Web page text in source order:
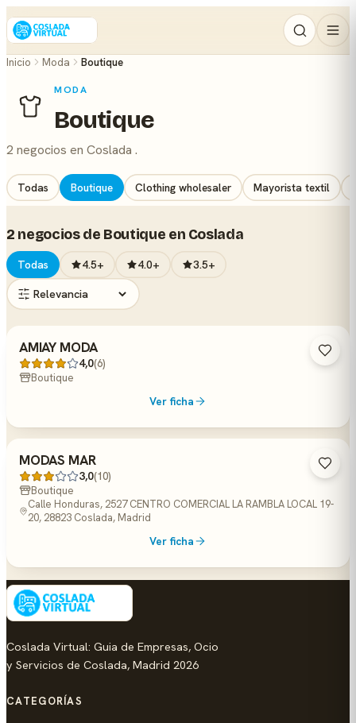
Inicio Moda Boutique
MODA
Boutique
2 negocios en Coslada .
Todas Boutique Clothing wholesaler Mayorista textil
2 negocios de Boutique en Coslada
Todas 4.5+ 4.0+ 3.5+
AMIAY MODA
4,0(6)
Boutique
Ver ficha
MODAS MAR
3,0(10)
Boutique
Calle Honduras, 2527 CENTRO COMERCIAL LA RAMBLA LOCAL 19-
20, 28823 Coslada, Madrid
Ver ficha
Coslada Virtual: Guia de Empresas, Ocio
y Servicios de Coslada, Madrid 2026
CATEGORÍAS